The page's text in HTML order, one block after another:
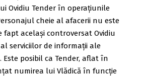
Ovidiu Tender în operaţiunile
cheie al afacerii nu este
fapt acelaşi controversat Ovidiu
serviciilor de informaţii ale
Este posibil ca Tender, aflat în
numirea lui Vlădică în funcţie